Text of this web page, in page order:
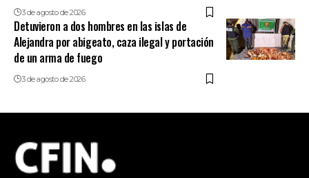
3 de agosto de 2026
Detuvieron a dos hombres en las islas de
Alejandra por abigeato, caza ilegal y portación
de un arma de fuego
3 de agosto de 2026